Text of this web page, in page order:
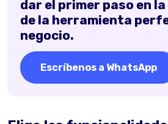
dar el primer paso en
de la herramienta
negocio.
Escríbenos a WhatsApp